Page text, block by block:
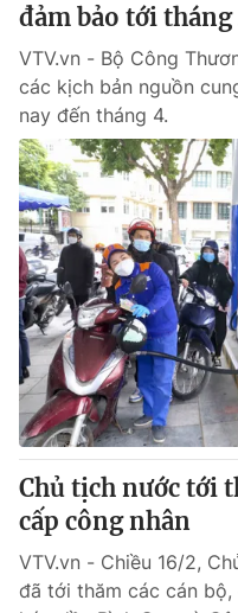
Chuyên mục khác
Emagazine
Photo
Video
VTV Money
VTV Sức khoẻ
Thị trường 24h
VTV4
VTV9
đảm bảo tới
VTV.vn - Bộ Công
các kịch bản nguồn
nay đến tháng 4.
Chủ tịch nước tới
cấp công nhân
VTV.vn - Chiều 16/2,
đã tới thăm các cán